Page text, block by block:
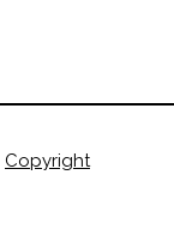
Copyright